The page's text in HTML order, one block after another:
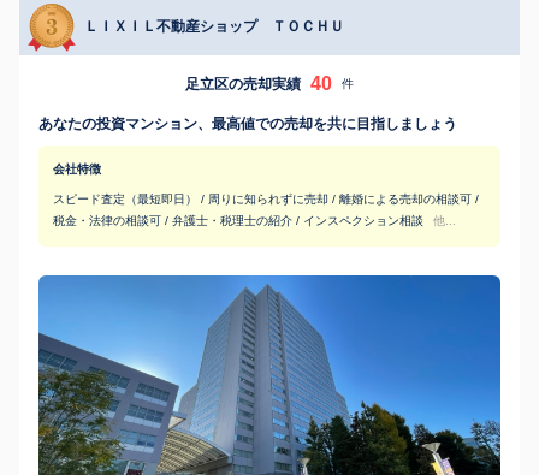
ＬＩＸＩＬ不動産ショップ ＴＯＣＨＵ
足立区の売却実績 40 件
あなたの投資マンション、最高値での売却を共に目指しましょう
会社特徴
スピード査定（最短即日） / 周りに知られずに売却 / 離婚による売却の相談可 /
税金・法律の相談可 / 弁護士・税理士の紹介 / インスペクション相談
他...